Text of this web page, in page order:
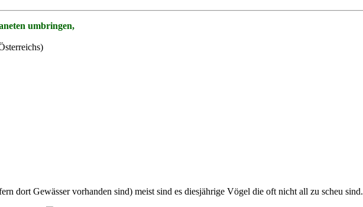
umbringen,
dort Gewässer vorhanden sind) meist sind es diesjährige Vögel die oft nicht all zu scheu sind.